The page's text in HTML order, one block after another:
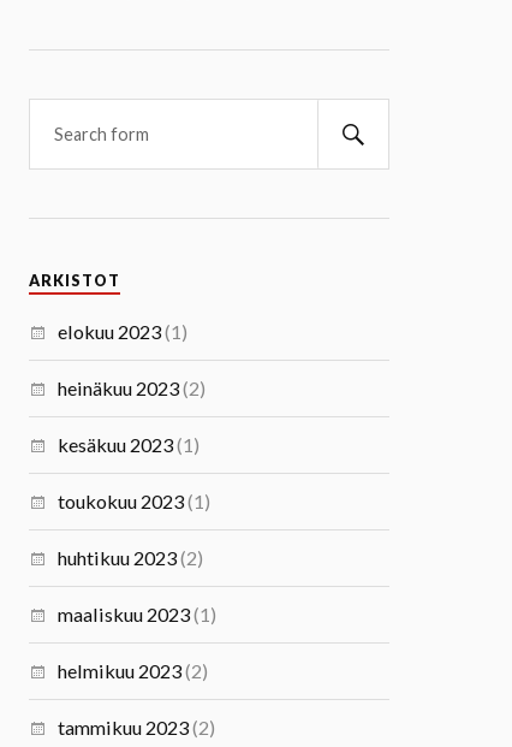
ARKISTOT
elokuu 2023(1)
heinäkuu 2023(2)
kesäkuu 2023(1)
toukokuu 2023(1)
huhtikuu 2023(2)
maaliskuu 2023(1)
helmikuu 2023(2)
tammikuu 2023(2)